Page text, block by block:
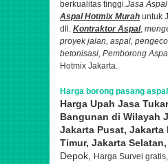
berkualitas tinggi. Jasa Aspal
Aspal Hotmix Murah untuk
dll. KontraktorAspal,
proyek jalan, aspal ,
betonisasi, Pemborong
Hotmix Jakarta.
Harga borong pasang
Harga Upah Jasa
Bangunan di Wilayah
Jakarta Pusat, Jakarta
Timur, Jakarta Selatan,
Depok,
Harga Survei